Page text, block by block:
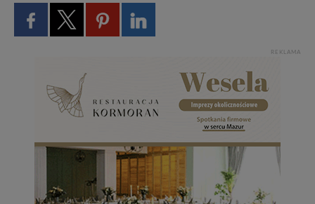
REKLAMA